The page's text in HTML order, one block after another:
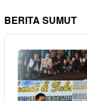
BERITA SUMUT